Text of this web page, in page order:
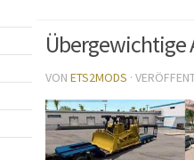
Übergewichtige
VON ETS2MODS ·